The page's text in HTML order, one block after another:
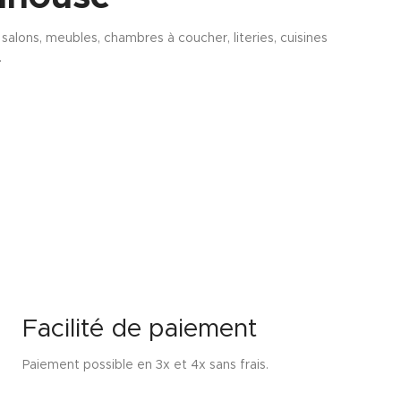
meubles, chambres à coucher, literies, cuisines
Facilité de paiement
Paiement possible en 3x et 4x sans frais.